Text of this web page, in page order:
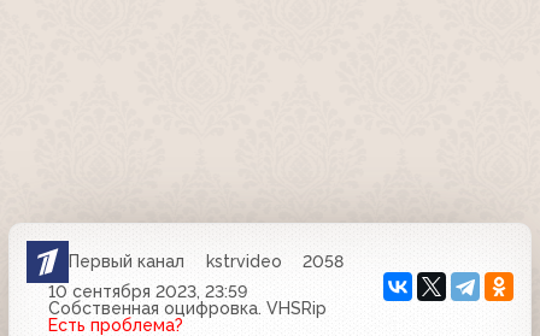
Первый канал kstrvideo
2058
10 сентября 2023, 23:59
Собственная оцифровка. VHSRip
Есть проблема?